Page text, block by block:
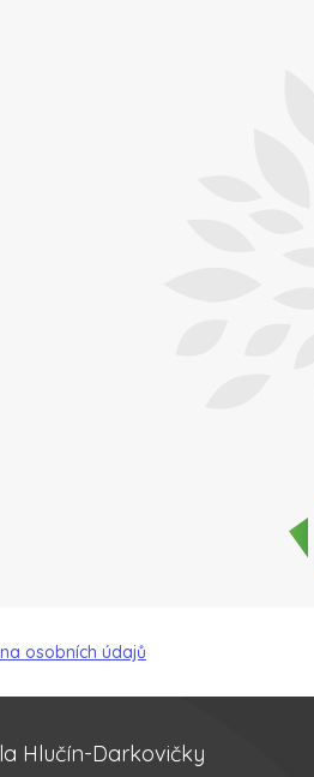
osobních údajů
Hlučín-Darkovičky